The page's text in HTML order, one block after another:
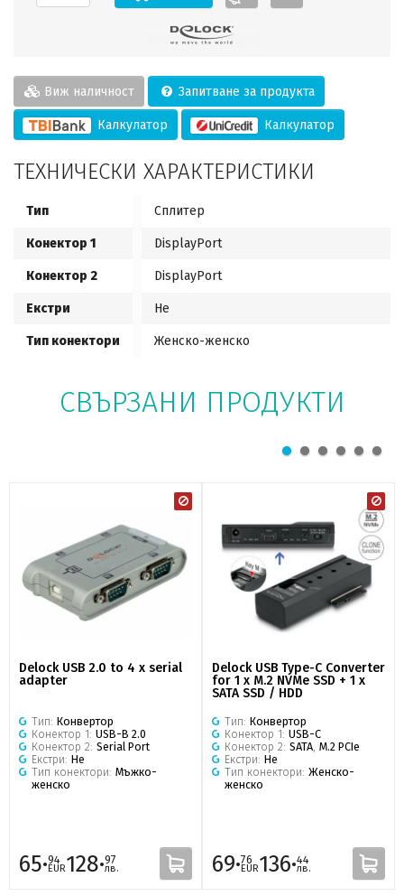
Виж наличност Запитване за продукта
Калкулатор Калкулатор
ТЕХНИЧЕСКИ ХАРАКТЕРИСТИКИ
Тип Сплитер
Конектор 1 DisplayPort
Конектор 2 DisplayPort
Екстри Не
Тип конектори Женско-женско
СВЪРЗАНИ ПРОДУКТИ
Delock USB 2.0 to 4 x serial
adapter
Тип: Конвертор
Конектор 1: USB-B 2.0
Конектор 2: Serial Port
Екстри: Не
Тип конектори: Мъжко-
женско
65·94
EUR128·97
лв.
Delock USB Type-C Converter
for 1 x M.2 NVMe SSD + 1 x
SATA SSD / HDD
Тип: Конвертор
Конектор 1: USB-C
Конектор 2: SATA, M.2 PCIe
Екстри: Не
Тип конектори: Женско-
женско
69·76
EUR136·44
лв.